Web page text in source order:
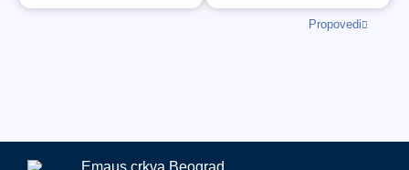
Propovedi